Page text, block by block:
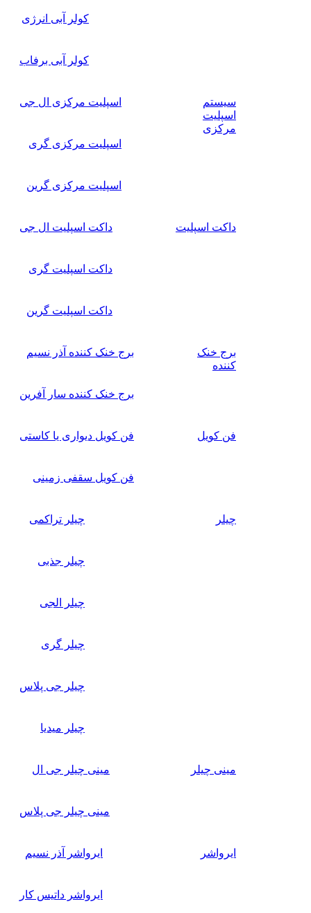
کولر آبی انرژی
کولر آبی برفاب
سیستم
اسپلیت
مرکزی
اسپلیت مرکزی ال جی
اسپلیت مرکزی گری
اسپلیت مرکزی گرین
داکت اسپلیت داکت اسپلیت ال جی
داکت اسپلیت گری
داکت اسپلیت گرین
برج خنک
کننده
برج خنک کننده آذر نسیم
برج خنک کننده سار آفرین
فن کویل فن کویل دیواری یا کاستی
فن کویل سقفی زمینی
چیلر چیلر تراکمی
چیلر جذبی
چیلر الجی
چیلر گری
چیلر جی پلاس
چیلر میدیا
مینی چیلر مینی چیلر جی ال
مینی چیلر جی پلاس
ایرواشر ایرواشر آذر نسیم
ایرواشر داتیس کار